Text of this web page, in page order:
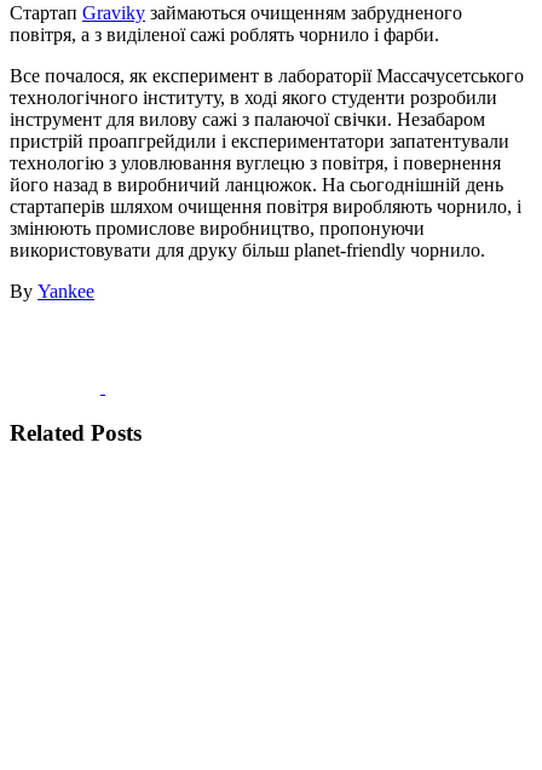
Стартап Graviky займаються очищенням забрудненого
повітря, а з виділеної сажі роблять чорнило і фарби.
Все почалося, як експеримент в лабораторії Массачусетського
технологічного інституту, в ході якого студенти розробили
інструмент для вилову сажі з палаючої свічки. Незабаром
пристрій проапгрейдили і експериментатори запатентували
технологію з уловлювання вуглецю з повітря, і повернення
його назад в виробничий ланцюжок. На сьогоднішній день
стартаперів шляхом очищення повітря виробляють чорнило, і
змінюють промислове виробництво, пропонуючи
використовувати для друку більш planet-friendly чорнило.
By Yankee
Related Posts